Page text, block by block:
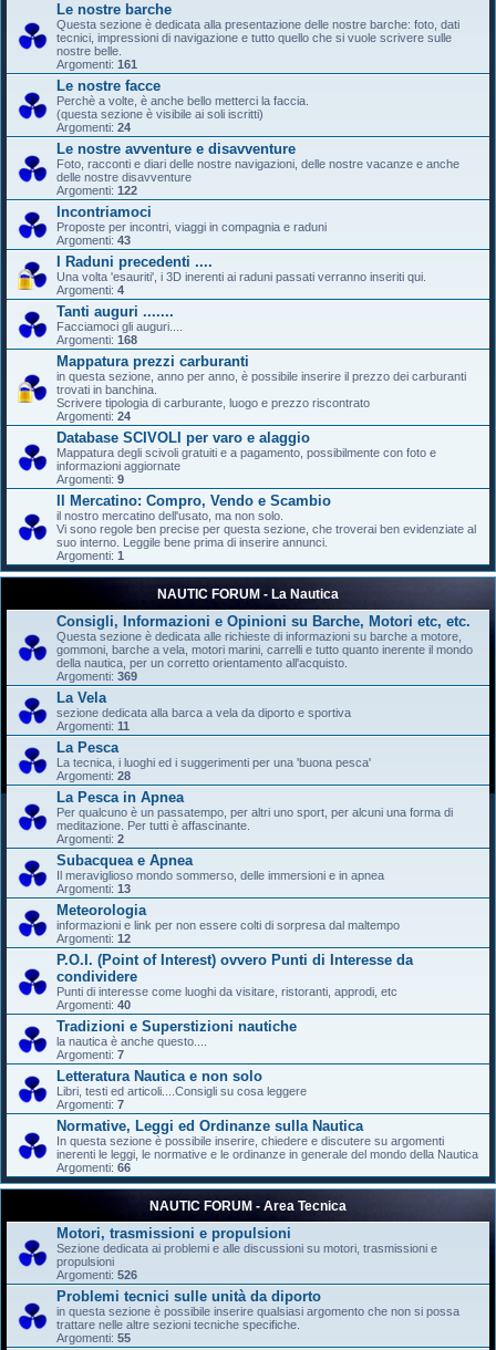
Le nostre barche
Questa sezione è dedicata alla presentazione delle nostre barche: foto, dati
tecnici, impressioni di navigazione e tutto quello che si vuole scrivere sulle
nostre belle.
Argomenti: 161
Le nostre facce
Perchè a volte, è anche bello metterci la faccia.
(questa sezione è visibile ai soli iscritti)
Argomenti: 24
Le nostre avventure e disavventure
Foto, racconti e diari delle nostre navigazioni, delle nostre vacanze e anche
delle nostre disavventure
Argomenti: 122
Incontriamoci
Proposte per incontri, viaggi in compagnia e raduni
Argomenti: 43
I Raduni precedenti ....
Una volta 'esauriti', i 3D inerenti ai raduni passati verranno inseriti qui.
Argomenti: 4
Tanti auguri .......
Facciamoci gli auguri....
Argomenti: 168
Mappatura prezzi carburanti
in questa sezione, anno per anno, è possibile inserire il prezzo dei carburanti
trovati in banchina.
Scrivere tipologia di carburante, luogo e prezzo riscontrato
Argomenti: 24
Database SCIVOLI per varo e alaggio
Mappatura degli scivoli gratuiti e a pagamento, possibilmente con foto e
informazioni aggiornate
Argomenti: 9
Il Mercatino: Compro, Vendo e Scambio
il nostro mercatino dell'usato, ma non solo.
Vi sono regole ben precise per questa sezione, che troverai ben evidenziate al
suo interno. Leggile bene prima di inserire annunci.
Argomenti: 1
NAUTIC FORUM - La Nautica
Consigli, Informazioni e Opinioni su Barche, Motori etc, etc.
Questa sezione è dedicata alle richieste di informazioni su barche a motore,
gommoni, barche a vela, motori marini, carrelli e tutto quanto inerente il mondo
della nautica, per un corretto orientamento all'acquisto.
Argomenti: 369
La Vela
sezione dedicata alla barca a vela da diporto e sportiva
Argomenti: 11
La Pesca
La tecnica, i luoghi ed i suggerimenti per una 'buona pesca'
Argomenti: 28
La Pesca in Apnea
Per qualcuno è un passatempo, per altri uno sport, per alcuni una forma di
meditazione. Per tutti è affascinante.
Argomenti: 2
Subacquea e Apnea
Il meraviglioso mondo sommerso, delle immersioni e in apnea
Argomenti: 13
Meteorologia
informazioni e link per non essere colti di sorpresa dal maltempo
Argomenti: 12
P.O.I. (Point of Interest) ovvero Punti di Interesse da
condividere
Punti di interesse come luoghi da visitare, ristoranti, approdi, etc
Argomenti: 40
Tradizioni e Superstizioni nautiche
la nautica è anche questo....
Argomenti: 7
Letteratura Nautica e non solo
Libri, testi ed articoli....Consigli su cosa leggere
Argomenti: 7
Normative, Leggi ed Ordinanze sulla Nautica
In questa sezione è possibile inserire, chiedere e discutere su argomenti
inerenti le leggi, le normative e le ordinanze in generale del mondo della Nautica
Argomenti: 66
NAUTIC FORUM - Area Tecnica
Motori, trasmissioni e propulsioni
Sezione dedicata ai problemi e alle discussioni su motori, trasmissioni e
propulsioni
Argomenti: 526
Problemi tecnici sulle unità da diporto
in questa sezione è possibile inserire qualsiasi argomento che non si possa
trattare nelle altre sezioni tecniche specifiche.
Argomenti: 55